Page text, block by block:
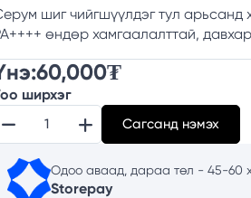
шиг чийгшүүлдэг тул арьсанд
өндөр хамгаалалттай,
60,000₮
ширхэг
Сагсанд нэмэх
Одоо аваад, дараа төл - 45-60
Storepay